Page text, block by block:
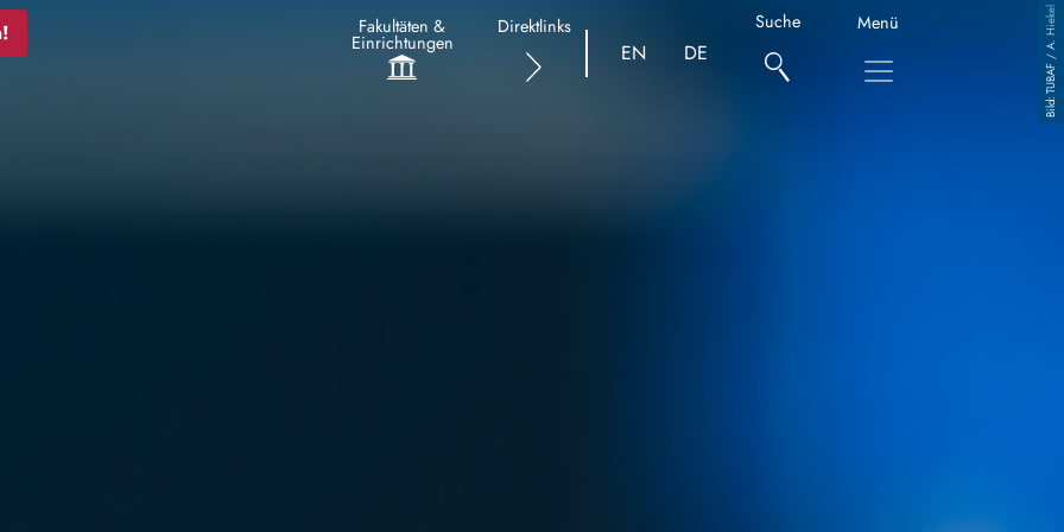
Fakultäten &
Einrichtungen
Direktlinks
EN DE
Suche Menü TUBAF / A. Hiekel